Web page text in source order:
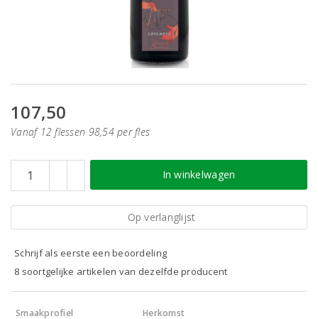
107,50
Vanaf 12 flessen 98,54 per fles
In winkelwagen
Op verlanglijst
Schrijf als eerste een beoordeling
8 soortgelijke artikelen van dezelfde producent
Smaakprofiel Herkomst